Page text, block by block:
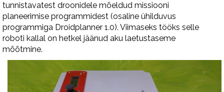
tunnistavatest droonidele mõeldud missiooni
planeerimise programmidest (osaline ühilduvus
programmiga Droidplanner 1.0). Viimaseks tööks selle
roboti kallal on hetkel jäänud aku laetustaseme
mõõtmine.